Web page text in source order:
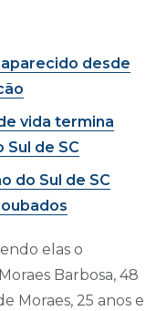
desde
vida termina
de SC
do Sul de SC
elas o
Barbosa, 48
Moraes, 25 anos e